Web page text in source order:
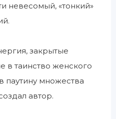
невесомый, «тонкий»
закрытые
в таинство женского
паутину множества
автор.